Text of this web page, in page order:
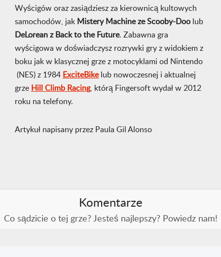
Wyścigów oraz zasiądziesz za kierownicą kultowych
samochodów, jak Mistery Machine ze Scooby-Doo lub
DeLorean z Back to the Future. Zabawna gra
wyścigowa w doświadczysz rozrywki gry z widokiem z
boku jak w klasycznej grze z motocyklami od Nintendo
(NES) z 1984 ExciteBikelub nowoczesnej i aktualnej
grze Hill Climb Racing, którą Fingersoft wydał w 2012
roku na telefony.
Artykuł napisany przez Paula Gil Alonso
Komentarze
Co sądzicie o tej grze? Jesteś najlepszy? Powiedz nam!